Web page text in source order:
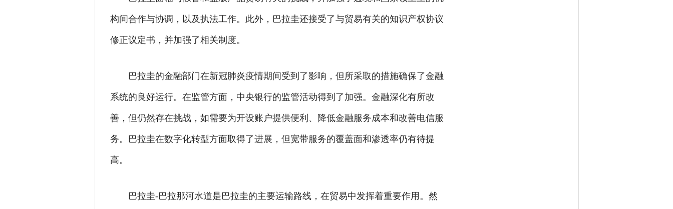
构间合作与协调，以及执法工作。此外，巴拉圭还接受了与贸易有关的知识产权协议
修正议定书，并加强了相关制度。
巴拉圭的金融部门在新冠肺炎疫情期间受到了影响，但所采取的措施确保了金融
系统的良好运行。在监管方面，中央银行的监管活动得到了加强。金融深化有所改
善，但仍然存在挑战，如需要为开设账户提供便利、降低金融服务成本和改善电信服
务。巴拉圭在数字化转型方面取得了进展，但宽带服务的覆盖面和渗透率仍有待提
高。
巴拉圭-巴拉那河水道是巴拉圭的主要运输路线，在贸易中发挥着重要作用。然